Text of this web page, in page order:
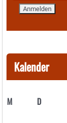
Kalender
M D